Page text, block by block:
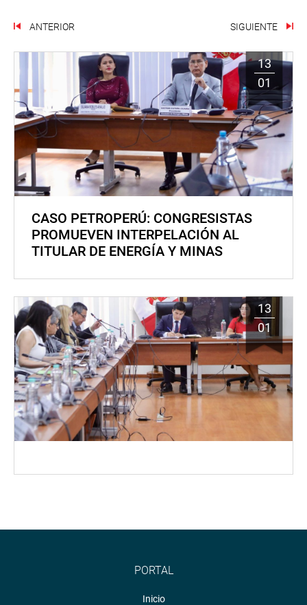
ANTERIOR SIGUIENTE
13
01
CASO PETROPERÚ: CONGRESISTAS
PROMUEVEN INTERPELACIÓN AL
TITULAR DE ENERGÍA Y MINAS
13
01
PORTAL
Inicio